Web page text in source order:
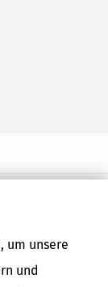
um unsere
und